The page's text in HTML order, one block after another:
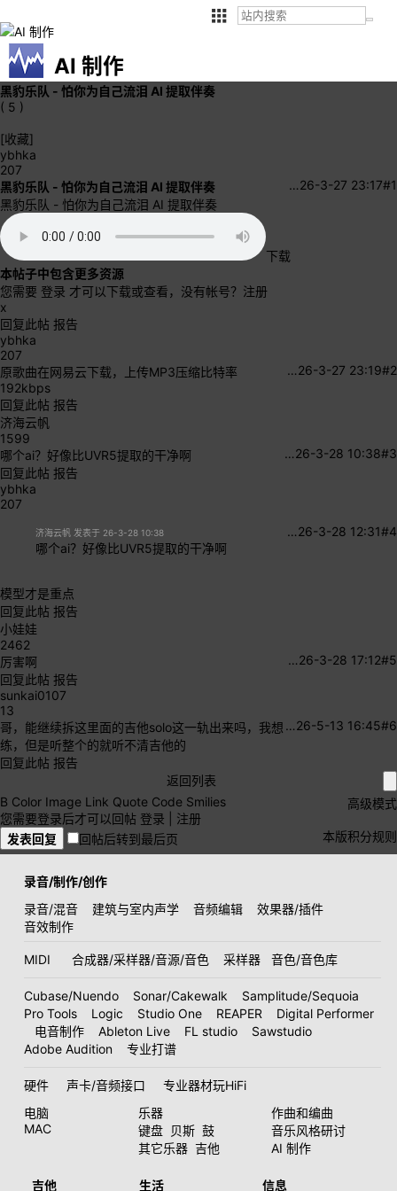
AI 制作
黑豹乐队 - 怕你为自己流泪 AI 提取伴奏
( 5 )
[收藏]
ybhka
207
#1
26-3-27 23:17
…
黑豹乐队 - 怕你为自己流泪 AI 提取伴奏
黑豹乐队 - 怕你为自己流泪 AI 提取伴奏
下载
本帖子中包含更多资源
您需要 登录 才可以下载或查看，没有帐号？ 注册
x
回复此帖 报告
ybhka
207
#2
26-3-27 23:19
…
原歌曲在网易云下载，上传MP3压缩比特率
192kbps
回复此帖 报告
济海云帆
1599
#3
26-3-28 10:38
…
哪个ai？好像比UVR5提取的干净啊
回复此帖 报告
ybhka
207
#4
26-3-28 12:31
…
济海云帆 发表于 26-3-28 10:38
哪个ai？好像比UVR5提取的干净啊
模型才是重点
回复此帖 报告
小娃娃
2462
#5
26-3-28 17:12
…
厉害啊
回复此帖 报告
sunkai0107
13
#6
26-5-13 16:45
…
哥，能继续拆这里面的吉他solo这一轨出来吗，我想
练，但是听整个的就听不清吉他的
回复此帖 报告
返回列表
高级模式
B Color Image Link Quote Code Smilies
您需要登录后才可以回帖 登录
注册
本版积分规则
发表回复 回帖后转到最后页
录音/制作/创作
录音/混音
建筑与室内声学 音频编辑
效果器/插件
音效制作
MIDI 合成器/采样器/音源/音色 采样器 音色/音色库
Cubase/Nuendo Sonar/Cakewalk
Samplitude/Sequoia
Pro Tools
Logic Studio One REAPER
Digital Performer
电音制作
Ableton Live FL studio
Sawstudio
Adobe Audition
专业打谱
硬件 声卡/音频接口
专业器材玩HiFi
电脑
MAC
乐器
键盘 贝斯 鼓
其它乐器 吉他
作曲和编曲
音乐风格研讨
AI 制作
吉他 生活 信息